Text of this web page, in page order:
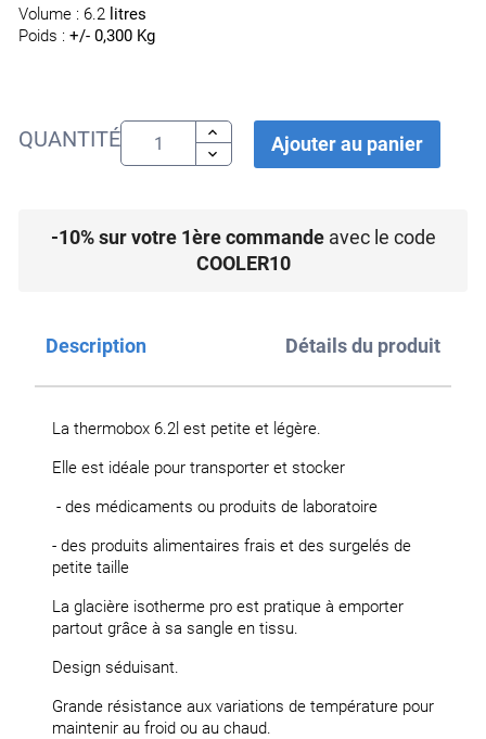
Volume : 6.2 litres
Poids : +/- 0,300 Kg
QUANTITÉ Ajouter au panier
-10% sur votre 1ère commandeavec le code
COOLER10
Description Détails du produit
La thermobox 6.2l est petite et légère.
Elle est idéale pour transporter et stocker
- des médicaments ou produits de laboratoire
- des produits alimentaires frais et des surgelés de
petite taille
La glacière isotherme pro est pratique à emporter
partout grâce à sa sangle en tissu.
Design séduisant.
Grande résistance aux variations de température pour
maintenir au froid ou au chaud.